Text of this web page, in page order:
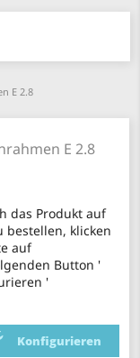
E 2.8
E 2.8
das Produkt auf
bestellen, klicken
auf
Button '
'
Konfigurieren